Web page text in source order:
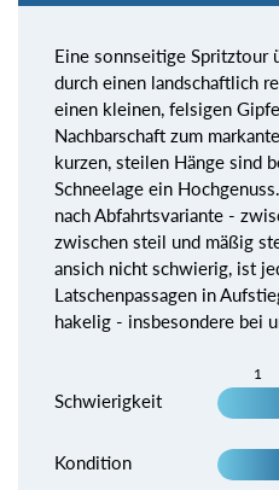
Eine sonnseitige Spritztour
durch einen landschaftlich
einen kleinen, felsigen
Nachbarschaft zum
kurzen, steilen Hänge sind
Schneelage ein
nach Abfahrtsvariante -
zwischen steil und mäßig
ansich nicht schwierig, ist
Latschenpassagen in
hakelig - insbesondere bei
1
Schwierigkeit
Kondition